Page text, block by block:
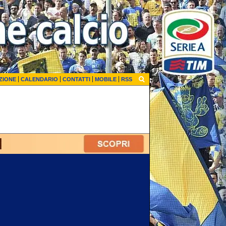
CALENDARIO CONTATTI MOBILE RSS